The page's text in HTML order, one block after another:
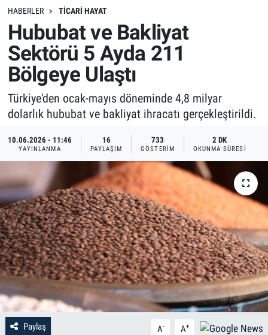
HABERLER TICARI HAYAT
Hububat ve Bakliyat
Sektörü 5 Ayda 211
Bölgeye Ulaştı
Türkiye'den ocak-mayıs döneminde 4,8 milyar
dolarlık hububat ve bakliyat ihracatı gerçekleştirildi.
10.06.2026 - 11:46
YAYINLANMA
16
PAYLAŞIM
733
GÖSTERIM
2 DK
OKUNMA SÜRESI
Paylaş A- A+